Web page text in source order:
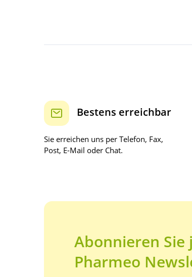
Bestens erreichbar
Sie erreichen uns per Telefon, Fax,
Post, E-Mail oder Chat.
Abonnieren Sie
Pharmeo